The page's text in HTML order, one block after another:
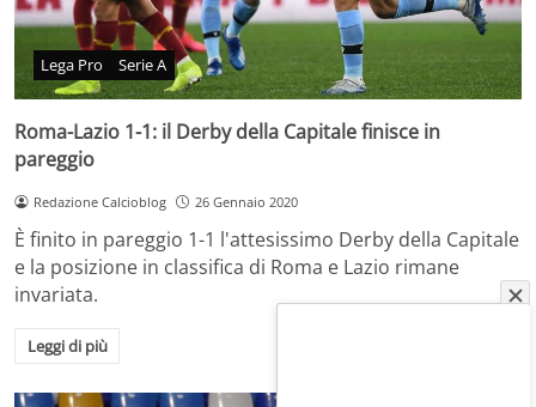
Lega Pro Serie A
Roma-Lazio 1-1: il Derby della Capitale finisce in
pareggio
Redazione Calcioblog 26 Gennaio 2020
È finito in pareggio 1-1 l'attesissimo Derby della Capitale
e la posizione in classifica di Roma e Lazio rimane
invariata.
Leggi di più